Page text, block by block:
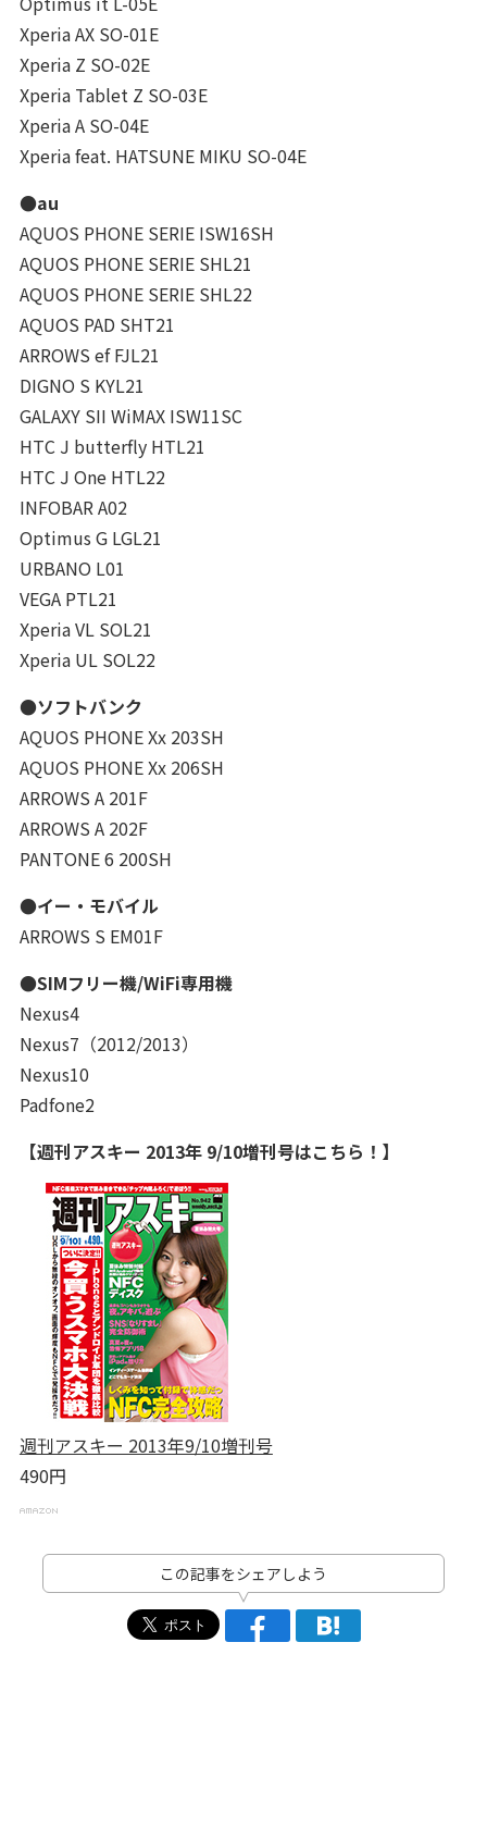
Xperia AX SO-01E
Xperia Z SO-02E
Xperia Tablet Z SO-03E
Xperia A SO-04E
Xperia feat. HATSUNE MIKU SO-04E
●au
AQUOS PHONE SERIE ISW16SH
AQUOS PHONE SERIE SHL21
AQUOS PHONE SERIE SHL22
AQUOS PAD SHT21
ARROWS ef FJL21
DIGNO S KYL21
GALAXY SII WiMAX ISW11SC
HTC J butterfly HTL21
HTC J One HTL22
INFOBAR A02
Optimus G LGL21
URBANO L01
VEGA PTL21
Xperia VL SOL21
Xperia UL SOL22
●ソフトバンク
AQUOS PHONE Xx 203SH
AQUOS PHONE Xx 206SH
ARROWS A 201F
ARROWS A 202F
PANTONE 6 200SH
●イー・モバイル
ARROWS S EM01F
●SIMフリー機/WiFi専用機
Nexus4
Nexus7（2012/2013）
Nexus10
Padfone2
【週刊アスキー 2013年 9/10増刊号はこちら！】
週刊アスキー 2013年9/10増刊号
490円
この記事をシェアしよう